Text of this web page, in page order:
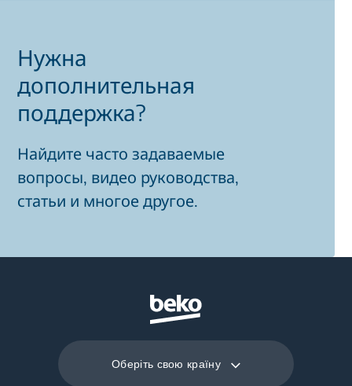
Нужна
дополнительная
поддержка?
Найдите часто задаваемые
вопросы, видео руководства,
статьи и многое другое.
Оберіть свою країну